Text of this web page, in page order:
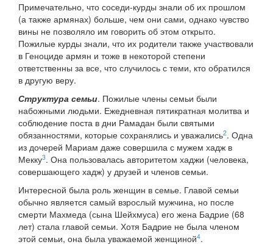
Примечательно, что соседи-курды знали об их прошлом
(а также армянах) больше, чем они сами, однако чувство
вины не позволяло им говорить об этом открыто.
Пожилые курды знали, что их родители также участвовали
в Геноциде армян и тоже в некоторой степени
ответственны за все, что случилось с теми, кто обратился
в другую веру.
Структура семьи. Пожилые члены семьи были
набожными людьми. Ежедневная пятикратная молитва и
соблюдение поста в дни Рамадан были святыми
обязанностями, которые сохранялись и уважались2. Одна
из дочерей Мариам даже совершила с мужем хадж в
Мекку3. Она пользовалась авторитетом хаджи (человека,
совершающего хадж) у друзей и членов семьи.
Интересной была роль женщин в семье. Главой семьи
обычно является самый взрослый мужчина, но после
смерти Махмеда (сына Шейхмуса) его жена Бадрие (68
лет) стала главой семьи. Хотя Бадрие не была членом
этой семьи, она была уважаемой женщиной4.